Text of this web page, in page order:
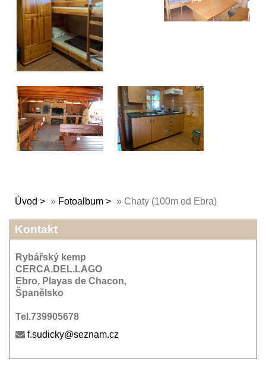
Úvod » Fotoalbum » Chaty (100m od Ebra)
Kontakt
Rybářský kemp
CERCA.DEL.LAGO
Ebro, Playas de Chacon,
Španělsko
Tel.739905678
f.sudicky@seznam.cz